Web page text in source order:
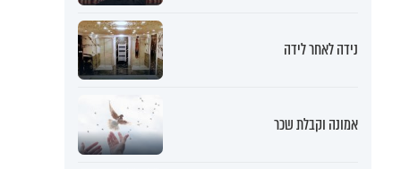
נידה לאחר לידה
אמונה וקבלת שכר